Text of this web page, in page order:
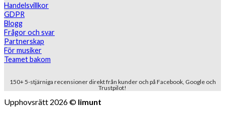
Handelsvillkor
GDPR
Blogg
Frågor och svar
Partnerskap
För musiker
Teamet bakom
150+ 5-stjärniga recensioner direkt från kunder och på Facebook, Google och
Trustpilot!
Upphovsrätt 2026 © limunt